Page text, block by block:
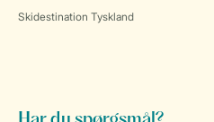
Skidestination Tyskland